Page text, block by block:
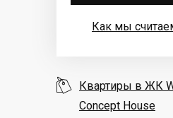
Как мы
 Квартиры в ЖК
Concept House